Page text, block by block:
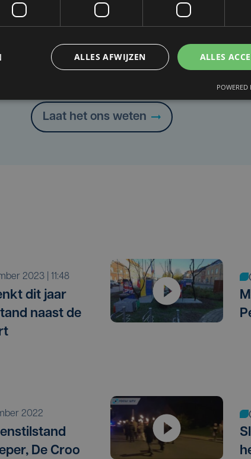
Taalfout opgemerkt?
Laat het ons weten
2023 | 11:48
dit jaar
naast de
2022
De Croo
ALLES
ALLES AFWIJZEN
POWERED